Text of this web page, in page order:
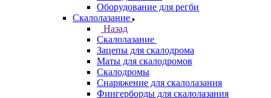
Оборудование для регби
Скалолазание
Назад
Скалолазание
Зацепы для скалодрома
Маты для скалодромов
Скалодромы
Снаряжение для скалолазания
Фингерборды для скалолазания